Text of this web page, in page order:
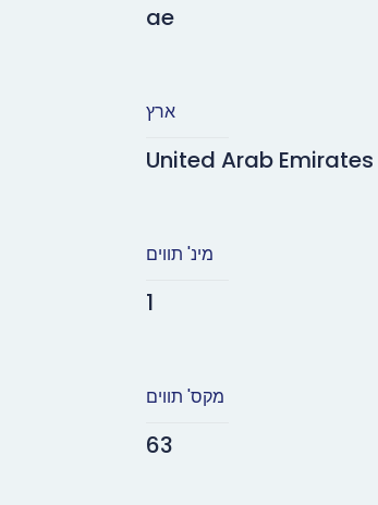
ae
ארץ
United Arab Emirates
מינ' תווים
1
מקס' תווים
63